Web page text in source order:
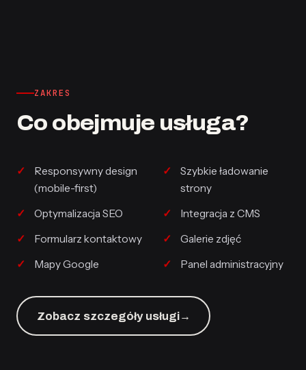
ZAKRES
Co obejmuje usługa?
Responsywny design
(mobile-first)
Szybkie ładowanie
strony
Optymalizacja SEO
Integracja z CMS
Formularz kontaktowy
Galerie zdjęć
Mapy Google
Panel administracyjny
Zobacz szczegóły usługi→